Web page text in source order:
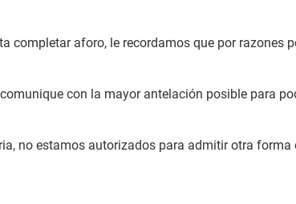
completar aforo, le recordamos que por razones
con la mayor antelación posible para
no estamos autorizados para admitir otra forma